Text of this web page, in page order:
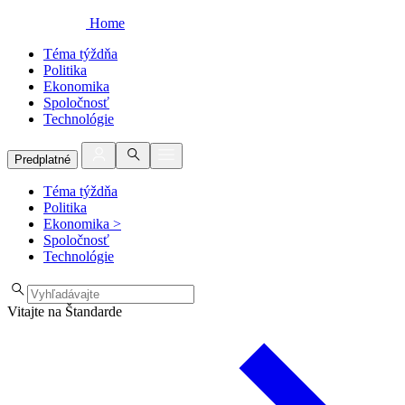
Home
Téma týždňa
Politika
Ekonomika
Spoločnosť
Technológie
Predplatné
Téma týždňa
Politika
Ekonomika >
Spoločnosť
Technológie
Vitajte na Štandarde